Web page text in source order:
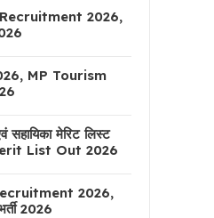
2026,
2026, MP Tourism
सहायिका मेरिट लिस्ट
List Out 2026
2026,
2026